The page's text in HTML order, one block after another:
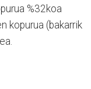
%32koa
kopurua (bakarrik